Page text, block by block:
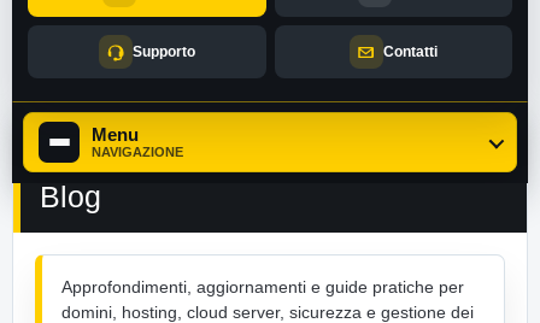
Supporto Contatti
Menu
NAVIGAZIONE
Blog
Approfondimenti, aggiornamenti e guide pratiche per
domini, hosting, cloud server, sicurezza e gestione dei